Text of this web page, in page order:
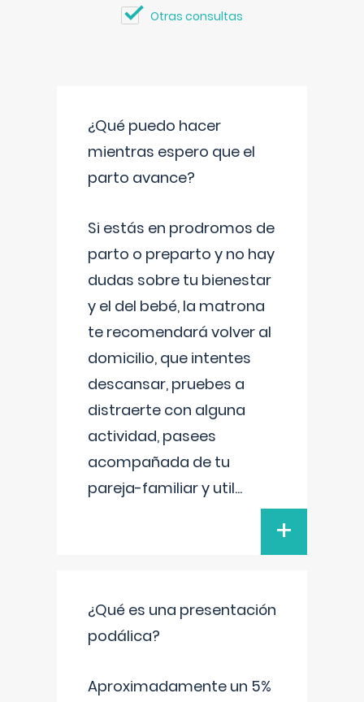
Otras consultas
¿Qué puedo hacer
mientras espero que el
parto avance?
Si estás en prodromos de
parto o preparto y no hay
dudas sobre tu bienestar
y el del bebé, la matrona
te recomendará volver al
domicilio, que intentes
descansar, pruebes a
distraerte con alguna
actividad, pasees
acompañada de tu
pareja-familiar y util...
+
¿Qué es una presentación
podálica?
Aproximadamente un 5%